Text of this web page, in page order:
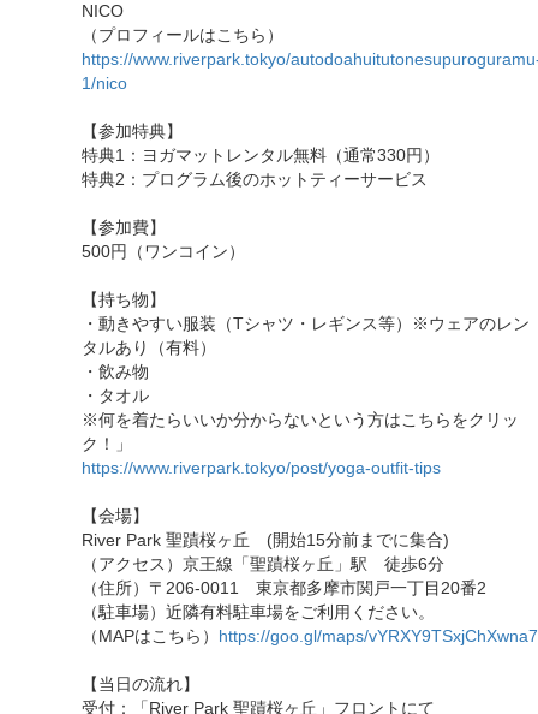
NICO
（プロフィールはこちら）
https://www.riverpark.tokyo/
1/nico
【参加特典】
特典1：ヨガマットレンタル無料（通常330円）
特典2：プログラム後のホットティーサービス
【参加費】
500円（ワンコイン）
【持ち物】
・動きやすい服装（Tシャツ・レギンス等）※ウェアのレン
タルあり（有料）
・飲み物
・タオル
※何を着たらいいか分からないという方はこちらをクリッ
ク！」
https://www.riverpark.tokyo/post/yoga-outfit-tips
【会場】
River Park 聖蹟桜ヶ丘 (開始15分前までに集合)
（アクセス）京王線「聖蹟桜ヶ丘」駅 徒歩6分
（住所）〒206-0011 東京都多摩市関戸一丁目20番2
（駐車場）近隣有料駐車場をご利用ください。
（MAPはこちら） https://goo.gl/maps/vYRXY9TSxjChXwna7
【当日の流れ】
受付：「River Park 聖蹟桜ヶ丘」フロントにて